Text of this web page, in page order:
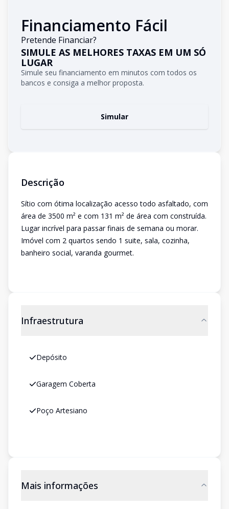
Financiamento Fácil
Pretende Financiar?
SIMULE AS MELHORES TAXAS EM UM SÓ
LUGAR
Simule seu financiamento em minutos com todos os
bancos e consiga a melhor proposta.
Simular
Descrição
Sítio com ótima localização acesso todo asfaltado, com
área de 3500 m² e com 131 m² de área com construída.
Lugar incrível para passar finais de semana ou morar.
Imóvel com 2 quartos sendo 1 suite, sala, cozinha,
banheiro social, varanda gourmet.
Infraestrutura
Depósito
Garagem Coberta
Poço Artesiano
Mais informações